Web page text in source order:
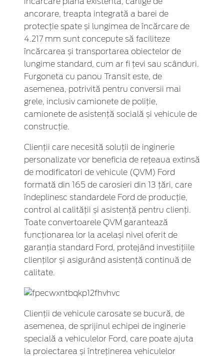
ancorare, treapta integrată a barei de
protecție spate și lungimea de încărcare de
4.217 mm sunt concepute să faciliteze
încărcarea și transportarea obiectelor de
lungime standard, cum ar fi țevi sau scânduri.
Furgoneta cu panou Transit este, de
asemenea, potrivită pentru conversii mai
grele, inclusiv camionete de poliție,
camionete de asistență socială și vehicule de
construcție.
Clienții care necesită soluții de inginerie
personalizate vor beneficia de rețeaua extinsă
de modificatori de vehicule (QVM) Ford
formată din 165 de carosieri din 13 țări, care
îndeplinesc standardele Ford de producție,
control al calității și asistență pentru clienți.
Toate convertoarele QVM garantează
funcționarea lor la același nivel oferit de
garanția standard Ford, protejând investițiile
clienților și asigurând asistență continuă de
calitate.
Clienții de vehicule carosate se bucură, de
asemenea, de sprijinul echipei de inginerie
specială a vehiculelor Ford, care poate ajuta
la proiectarea și întreținerea vehiculelor